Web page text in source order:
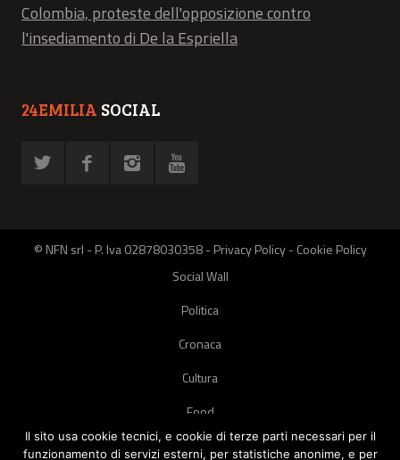
Colombia, proteste dell'opposizione contro
l'insediamento di De la Espriella
24EMILIA SOCIAL
© NFN srl - P. Iva 02878030358 -Privacy Policy-Cookie Policy
Social Wall
Politica
Cronaca
Cultura
Food
Green
Il sito usa cookie tecnici, e cookie di terze parti necessari per il
funzionamento di servizi esterni, per statistiche anonime, e per